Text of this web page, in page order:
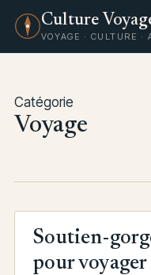
Culture
VOYAGE · CULTURE ·
Catégorie
Voyage
Soutien-
pour